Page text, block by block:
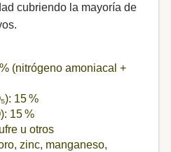
cubriendo la mayoría de
(nitrógeno amoniacal +
15 %
15 %
u otros
zinc, manganeso,